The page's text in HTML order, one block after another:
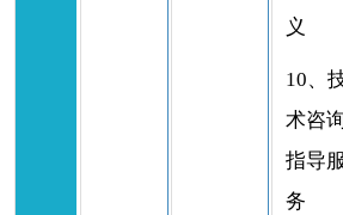
义
10、
术咨
指导服
务